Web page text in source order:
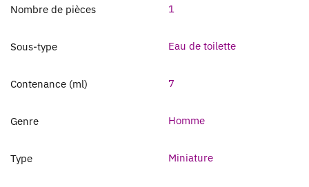
Nombre de pièces
1
Sous-type Eau de toilette
Contenance (ml) 7
Genre Homme
Type Miniature